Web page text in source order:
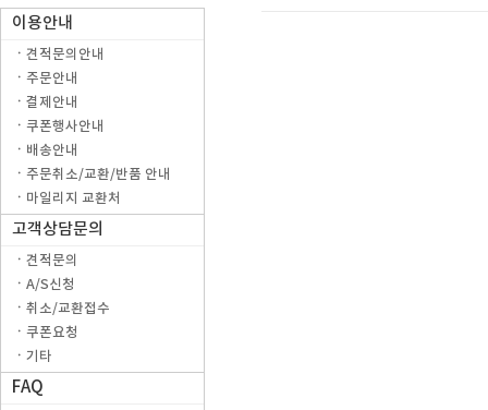
이용안내
ㆍ견적문의안내
ㆍ주문안내
ㆍ결제안내
ㆍ쿠폰행사안내
ㆍ배송안내
ㆍ주문취소/교환/반품 안내
ㆍ마일리지 교환처
고객상담문의
ㆍ견적문의
ㆍA/S신청
ㆍ취소/교환접수
ㆍ쿠폰요청
ㆍ기타
FAQ